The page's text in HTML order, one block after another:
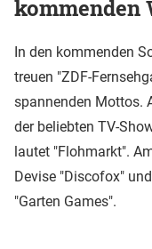
kommenden
In den kommenden
treuen "ZDF-
spannenden Mottos.
der beliebten TV-
lautet "Flohmarkt".
Devise "Discofox"
"Garten Games".